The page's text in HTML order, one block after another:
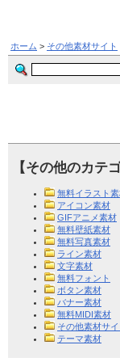
ホーム > その他素材サイト
【その他のカテゴ
無料イラスト
アイコン素材
GIFアニメ素材
無料壁紙素材
無料写真素材
ライン素材
文字素材
無料フォント
ボタン素材
バナー素材
無料MIDI素材
その他素材サイ
テーマ素材